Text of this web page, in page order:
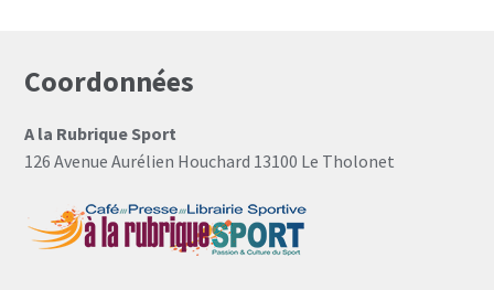
Coordonnées
A la Rubrique Sport
126 Avenue Aurélien Houchard 13100 Le Tholonet